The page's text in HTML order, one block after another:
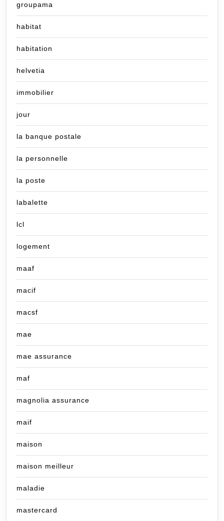
groupama
habitat
habitation
helvetia
immobilier
jour
la banque postale
la personnelle
la poste
labalette
lcl
logement
maaf
macif
macsf
mae
mae assurance
maf
magnolia assurance
maif
maison
maison meilleur
maladie
mastercard